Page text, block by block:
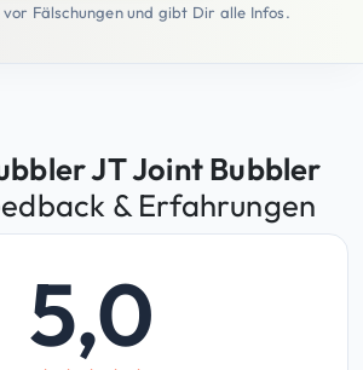
vor Fälschungen und gibt Dir alle Infos.
JT Joint Bubbler
& Erfahrungen
5,0